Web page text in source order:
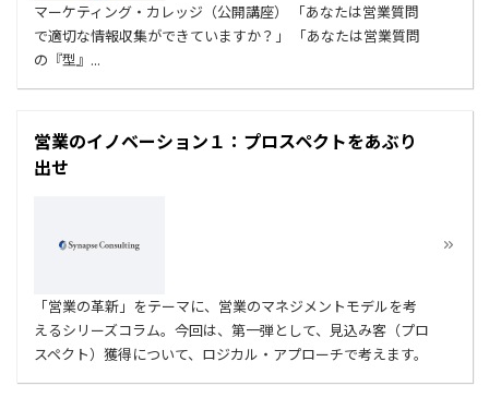
マーケティング・カレッジ（公開講座） 「あなたは営業質問
で適切な情報収集ができていますか？」 「あなたは営業質問
の『型』...
営業のイノベーション１：プロスペクトをあぶり
出せ
「営業の革新」をテーマに、営業のマネジメントモデルを考
えるシリーズコラム。今回は、第一弾として、見込み客（プロ
スペクト）獲得について、ロジカル・アプローチで考えます。